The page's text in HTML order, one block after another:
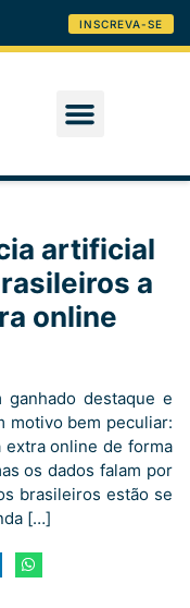
INSCREVA-SE
artificial
a
online
destaque e
motivo bem peculiar:
extra online de forma
os dados falam por
brasileiros estão se
[…]